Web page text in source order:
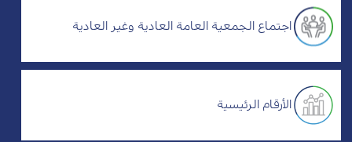
اجتماع الجمعية العامة العادية وغير العادية
الأرقام الرئيسية